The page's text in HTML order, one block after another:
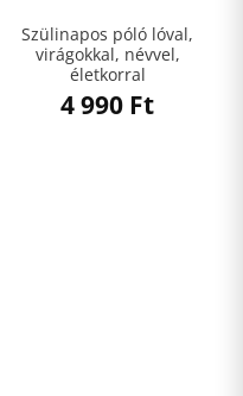
Szülinapos póló lóval,
virágokkal, névvel,
életkorral
4 990 Ft